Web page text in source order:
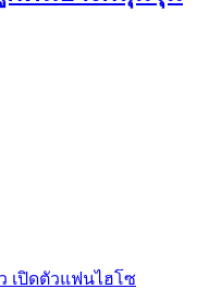
เปิดตัวแฟนไฮโซ